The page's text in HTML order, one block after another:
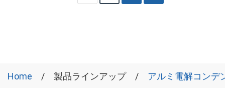
Home 製品ラインアップ アルミ電解コンデ